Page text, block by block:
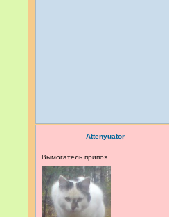
Attenyuator
Вымогатель припоя